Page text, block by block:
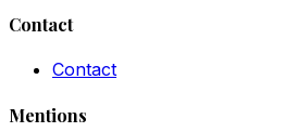
Contact
Contact
Mentions